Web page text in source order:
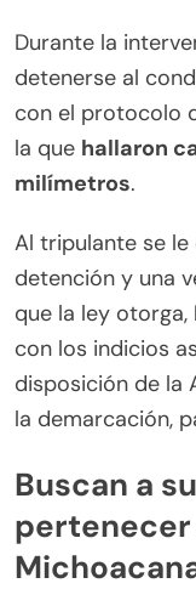
Durante la
detenerse al
con el protocolo
la que hallaron
milímetros.
Al tripulante se
detención y una
que la ley otorga,
con los indicios
disposición de la
la demarcación,
Buscan a
pertenecer